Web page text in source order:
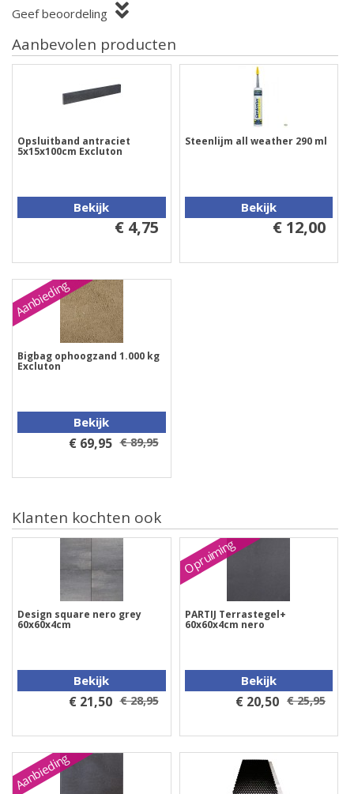
Geef beoordeling
Aanbevolen producten
Opsluitband antraciet
5x15x100cm Excluton
Bekijk
€ 4,75
Steenlijm all weather 290 ml
Bekijk
€ 12,00
Aanbieding
Bigbag ophoogzand 1.000 kg
Excluton
Bekijk
€ 69,95 € 89,95
Klanten kochten ook
Design square nero grey
60x60x4cm
Bekijk
€ 21,50 € 28,95
Opruiming
PARTIJ Terrastegel+
60x60x4cm nero
Bekijk
€ 20,50 € 25,95
Aanbieding